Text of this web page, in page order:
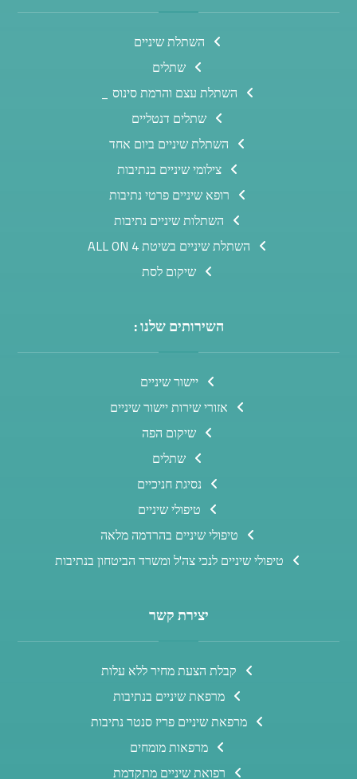
השתלת שיניים
שתלים
השתלת עצם והרמת סינוס _
שתלים דנטליים
השתלת שיניים ביום אחד
צילומי שיניים בנתיבות
רופא שיניים פרטי נתיבות
השתלות שיניים נתיבות
השתלת שיניים בשיטת ALL ON 4
שיקום לסת
השירותים שלנו :
יישור שיניים
אזורי שירות יישור שיניים
שיקום הפה
שתלים
נסיגת חניכיים
טיפולי שיניים
טיפולי שיניים בהרדמה מלאה
טיפולי שיניים לנכי צה'ל ומשרד הביטחון בנתיבות
יצירת קשר
קבלת הצעת מחיר ללא עלות
מרפאת שיניים בנתיבות
מרפאת שיניים פריז סנטר נתיבות
מרפאות מומחים
רפואת שיניים מתקדמת